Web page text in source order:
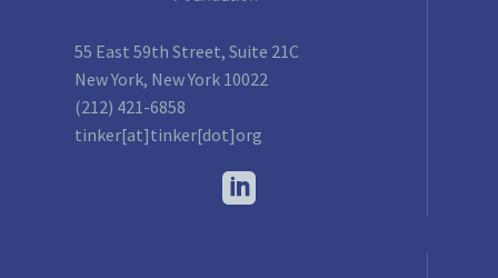
55 East 59th Street, Suite 21C
New York, New York 10022
(212) 421-6858
tinker[at]tinker[dot]org